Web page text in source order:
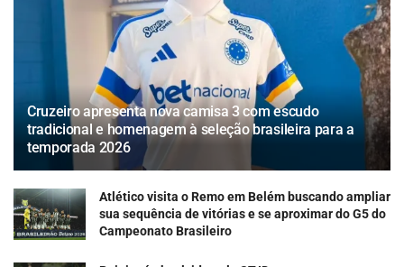
Cruzeiro apresenta nova camisa 3 com escudo
tradicional e homenagem à seleção brasileira para a
temporada 2026
Atlético visita o Remo em Belém buscando ampliar
sua sequência de vitórias e se aproximar do G5 do
Campeonato Brasileiro